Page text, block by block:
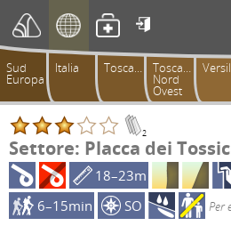

Sud
Europa
Italia Toscana Toscana
Nord
Ovest
2
Settore: Placca dei
18–23m
6–15min
SO Per